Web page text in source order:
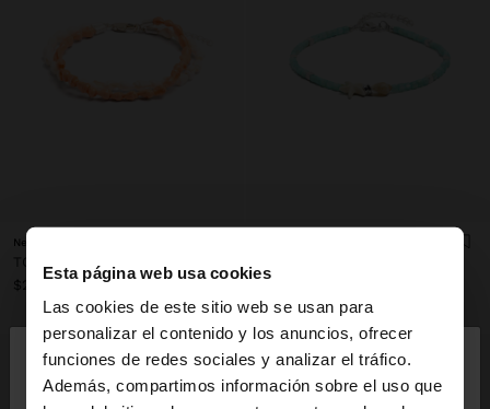
Esta página web usa cookies
Las cookies de este sitio web se usan para
personalizar el contenido y los anuncios, ofrecer
funciones de redes sociales y analizar el tráfico.
Además, compartimos información sobre el uso que
hola
New to sale
$22.90
$15.90